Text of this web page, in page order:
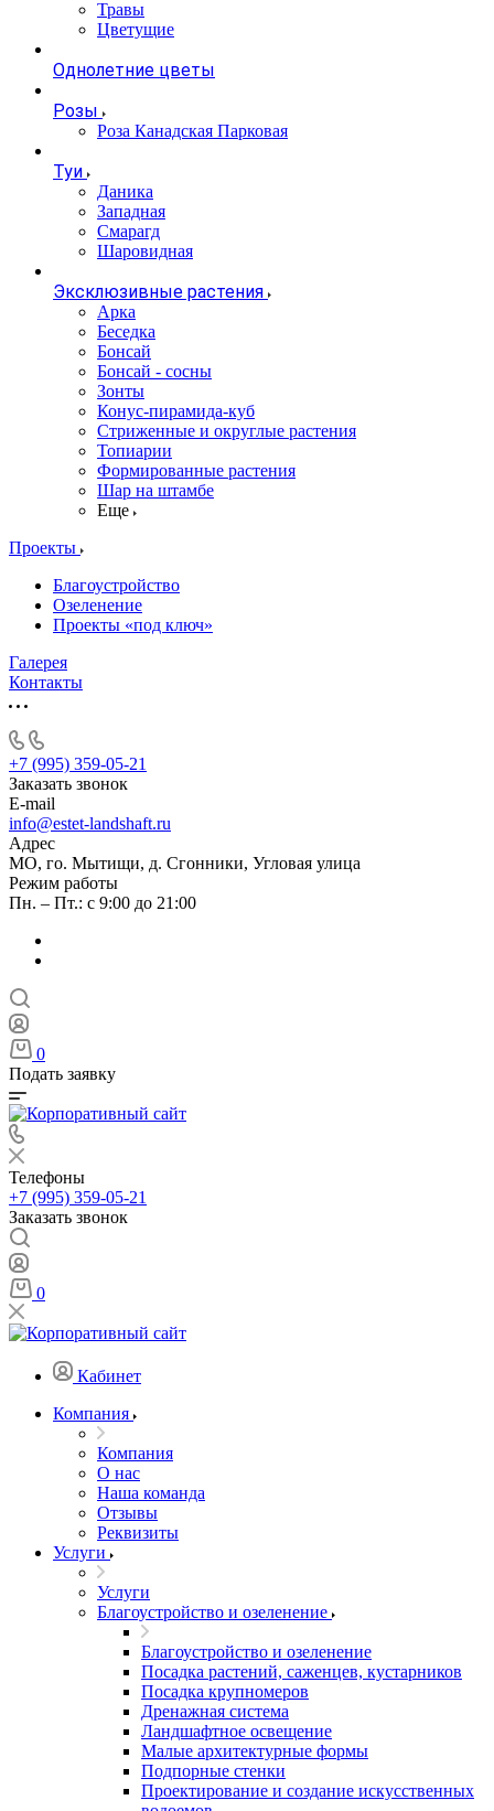
Травы
Цветущие
Однолетние цветы
Розы
Роза Канадская Парковая
Туи
Даника
Западная
Смарагд
Шаровидная
Эксклюзивные растения
Арка
Беседка
Бонсай
Бонсай - сосны
Зонты
Конус-пирамида-куб
Стриженные и округлые растения
Топиарии
Формированные растения
Шар на штамбе
Еще
Проекты
Благоустройство
Озеленение
Проекты «под ключ»
Галерея
Контакты
+7 (995) 359-05-21
Заказать звонок
E-mail
info@estet-landshaft.ru
Адрес
МО, го. Мытищи, д. Сгонники, Угловая улица
Режим работы
Пн. – Пт.: с 9:00 до 21:00
0
Подать заявку
Телефоны
+7 (995) 359-05-21
Заказать звонок
0
Кабинет
Компания
Компания
О нас
Наша команда
Отзывы
Реквизиты
Услуги
Услуги
Благоустройство и озеленение
Благоустройство и озеленение
Посадка растений, саженцев, кустарников
Посадка крупномеров
Дренажная система
Ландшафтное освещение
Малые архитектурные формы
Подпорные стенки
Проектирование и создание искусственных